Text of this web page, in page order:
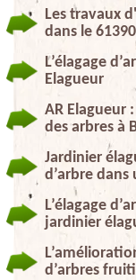
Les travaux
dans le 61390
L’élagage
Elagueur
AR Elagueur
des arbres à
Jardinier
d’arbre dans
L’élagage
jardinier
d’arbres